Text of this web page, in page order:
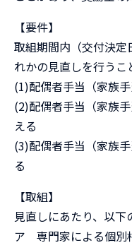
【要件】
取組期間内（交付決
れかの見直しを行うこ
(1)配偶者手当（家族
(2)配偶者手当（家族
える
(3)配偶者手当（家族
る
【取組】
見直しにあたり、以
ア 専門家による個別